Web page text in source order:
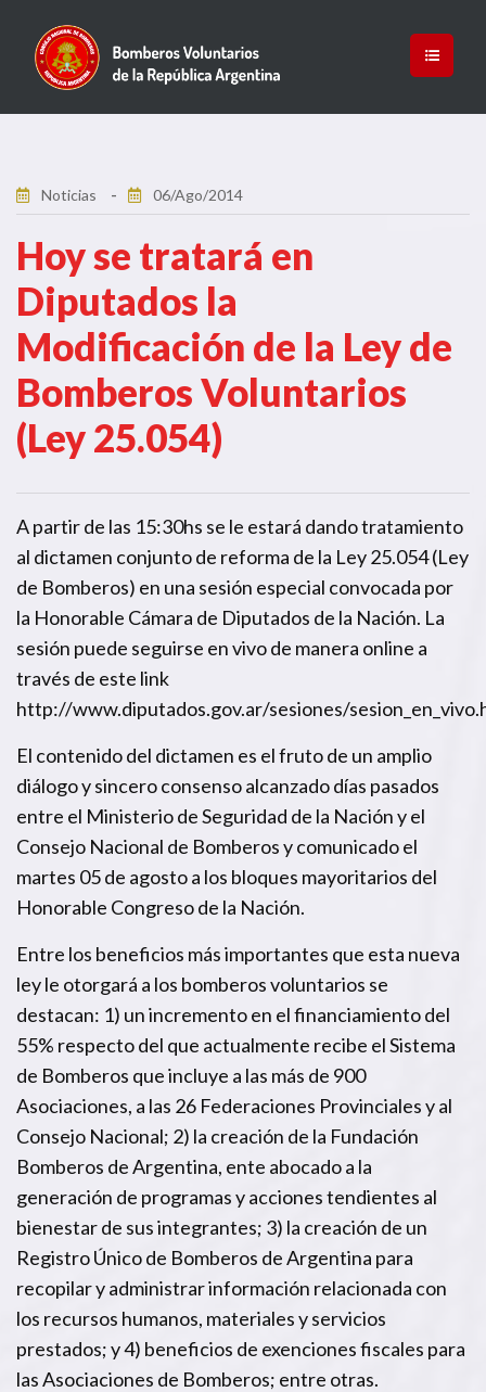
Noticias 06/Ago/2014
Hoy se tratará en
Diputados la
Modificación de la Ley de
Bomberos Voluntarios
(Ley 25.054)
A partir de las 15:30hs se le estará dando tratamiento
al dictamen conjunto de reforma de la Ley 25.054 (Ley
de Bomberos) en una sesión especial convocada por
la Honorable Cámara de Diputados de la Nación. La
sesión puede seguirse en vivo de manera online a
través de este link
http://www.diputados.gov.ar/sesiones/
El contenido del dictamen es el fruto de un amplio
diálogo y sincero consenso alcanzado días pasados
entre el Ministerio de Seguridad de la Nación y el
Consejo Nacional de Bomberos y comunicado el
martes 05 de agosto a los bloques mayoritarios del
Honorable Congreso de la Nación.
Entre los beneficios más importantes que esta nueva
ley le otorgará a los bomberos voluntarios se
destacan: 1) un incremento en el financiamiento del
55% respecto del que actualmente recibe el Sistema
de Bomberos que incluye a las más de 900
Asociaciones, a las 26 Federaciones Provinciales y al
Consejo Nacional; 2) la creación de la Fundación
Bomberos de Argentina, ente abocado a la
generación de programas y acciones tendientes al
bienestar de sus integrantes; 3) la creación de un
Registro Único de Bomberos de Argentina para
recopilar y administrar información relacionada con
los recursos humanos, materiales y servicios
prestados; y 4) beneficios de exenciones fiscales para
las Asociaciones de Bomberos; entre otras.